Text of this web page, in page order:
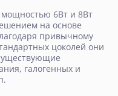
мощностью 6Вт и 8Вт
на основе
привычному
цоколей они
галогенных и